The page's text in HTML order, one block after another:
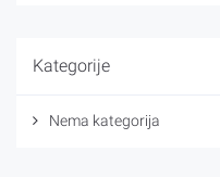
Kategorije
Nema kategorija